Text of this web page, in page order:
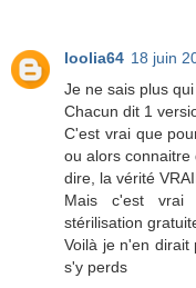
loolia64 18 juin
Je ne sais plus
Chacun dit 1
C'est vrai que
ou alors
dire, la vérité
Mais c'est vrai
stérilisation
Voilà je n'en dirait
s'y perds